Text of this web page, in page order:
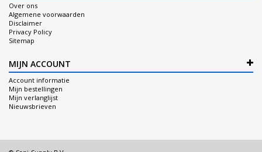
Over ons
Algemene voorwaarden
Disclaimer
Privacy Policy
Sitemap
MIJN ACCOUNT
Account informatie
Mijn bestellingen
Mijn verlanglijst
Nieuwsbrieven